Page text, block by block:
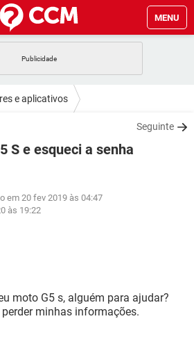
MENU
FACEBOOK
GMAIL
WHATSAPP
WHATSAPP
EXCEL
GMAIL
e aplicativos
Seguinte
S e esqueci a senha
em 20 fev 2019 às 04:47
às 19:22
moto G5 s, alguém para ajudar?
minhas informações.